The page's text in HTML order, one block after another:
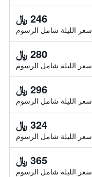
246 ﷼
سعر الليلة شامل الرسوم
280 ﷼
سعر الليلة شامل الرسوم
296 ﷼
سعر الليلة شامل الرسوم
324 ﷼
سعر الليلة شامل الرسوم
365 ﷼
سعر الليلة شامل الرسوم